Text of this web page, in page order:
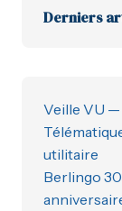
Derniers
Veille VU —
utilitaire
Berlingo